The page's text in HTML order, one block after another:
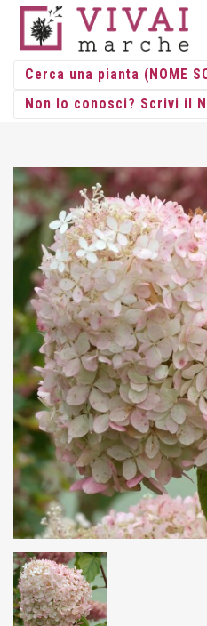
HOME /ACIDOFILE/ HYDRANGEE